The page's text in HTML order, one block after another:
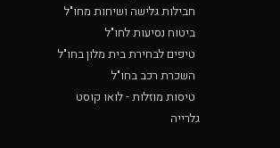
חבילות גלישה ושיחות מחו"ל
ביטוח נסיעות לחו"ל
טיפים לבחירת בית מלון בחו"ל
השכרת רכב בחו"ל
טיסות מוזלות - לואו קוסט
גלרייה